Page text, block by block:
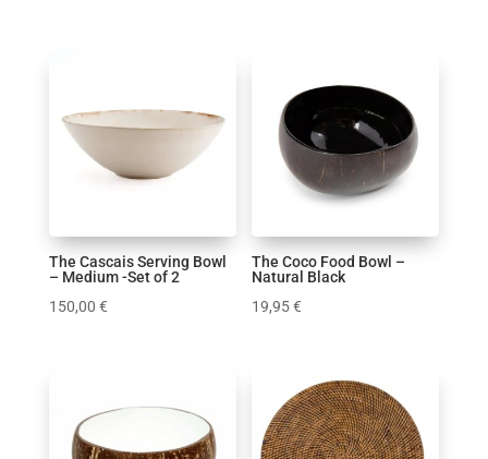
The Cascais Serving Bowl
– Medium -Set of 2
150,00 €
The Coco Food Bowl –
Natural Black
19,95€